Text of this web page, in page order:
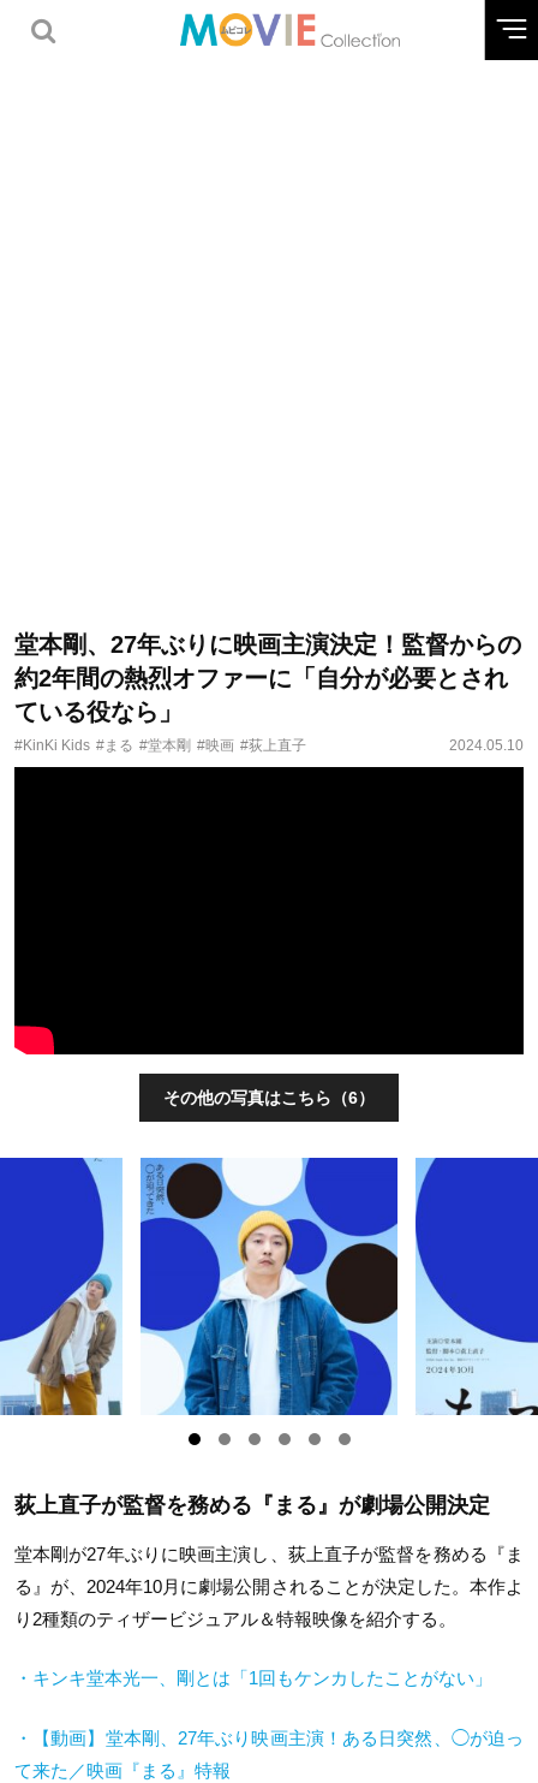
堂本剛、27年ぶりに映画主演決定！監督からの
約2年間の熱烈オファーに「自分が必要とされ
ている役なら」
#KinKi Kids #まる #堂本剛 #映画 #荻上直子 2024.05.10
その他の写真はこちら（6）
荻上直子が監督を務める『まる』が劇場公開決定
堂本剛が27年ぶりに映画主演し、荻上直子が監督を務める『ま
る』が、2024年10月に劇場公開されることが決定した。本作よ
り2種類のティザービジュアル＆特報映像を紹介する。
・キンキ堂本光一、剛とは「1回もケンカしたことがない」
・【動画】堂本剛、 27年ぶり映画主演！ある日突然、 ◯が迫っ
て来た／映画『まる』特報